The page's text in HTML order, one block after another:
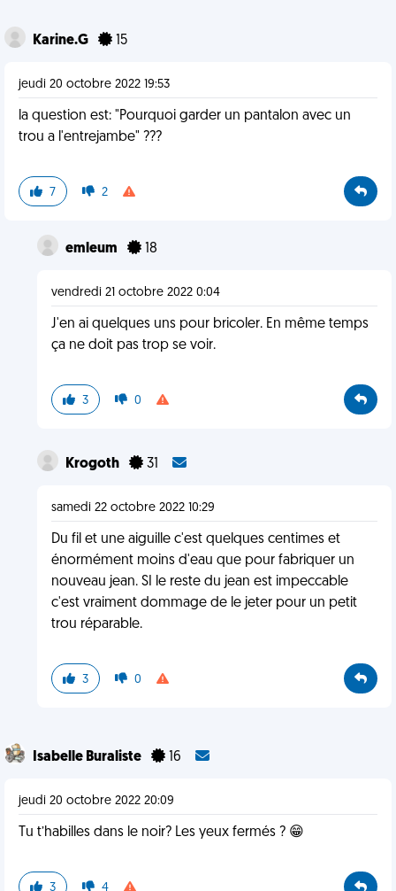
Karine.G 15
jeudi 20 octobre 2022 19:53
la question est: "Pourquoi garder un pantalon avec un
trou a l'entrejambe" ???
7 2
emleum 18
vendredi 21 octobre 2022 0:04
J'en ai quelques uns pour bricoler. En même temps
ça ne doit pas trop se voir.
3 0
Krogoth 31
samedi 22 octobre 2022 10:29
Du fil et une aiguille c'est quelques centimes et
énormément moins d'eau que pour fabriquer un
nouveau jean. SI le reste du jean est impeccable
c'est vraiment dommage de le jeter pour un petit
trou réparable.
3 0
Isabelle Buraliste 16
jeudi 20 octobre 2022 20:09
Tu t’habilles dans le noir? Les yeux fermés ? 😁
3 4